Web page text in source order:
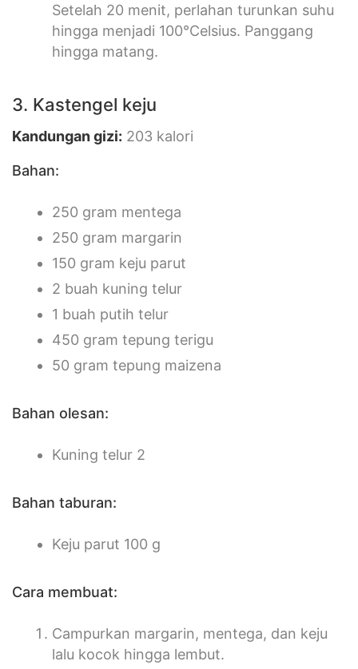
Setelah 20 menit, perlahan turunkan suhu
hingga menjadi 100°Celsius. Panggang
hingga matang.
3. Kastengel keju
Kandungan gizi: 203 kalori
Bahan:
250 gram mentega
250 gram margarin
150 gram keju parut
2 buah kuning telur
1 buah putih telur
450 gram tepung terigu
50 gram tepung maizena
Bahan olesan:
Kuning telur 2
Bahan taburan:
Keju parut 100 g
Cara membuat:
Campurkan margarin, mentega, dan keju
lalu kocok hingga lembut.